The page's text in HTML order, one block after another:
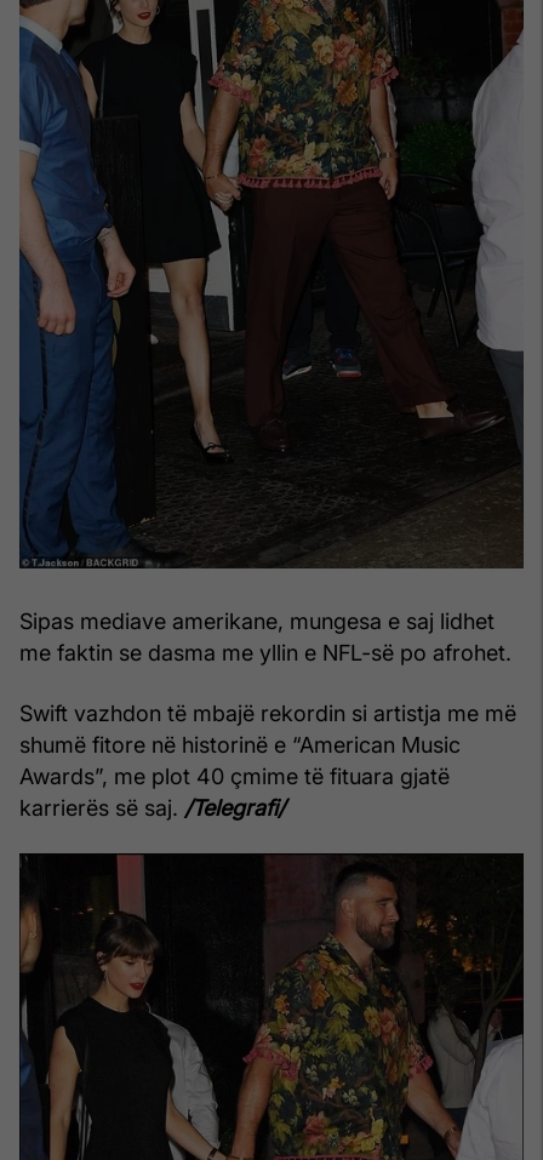
Sipas mediave amerikane, mungesa e saj lidhet
me faktin se dasma me yllin e NFL-së po afrohet.
Swift vazhdon të mbajë rekordin si artistja me më
shumë fitore në historinë e “American Music
Awards”, me plot 40 çmime të fituara gjatë
karrierës së saj. /Telegrafi/